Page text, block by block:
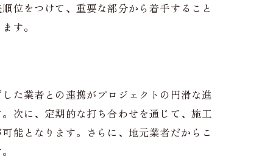
位をつけて、重要な部分から着手すること
す。
た業者との連携がプロジェクトの円滑な進
次に、定期的な打ち合わせを通じて、施工
能となります。さらに、地元業者だからこ